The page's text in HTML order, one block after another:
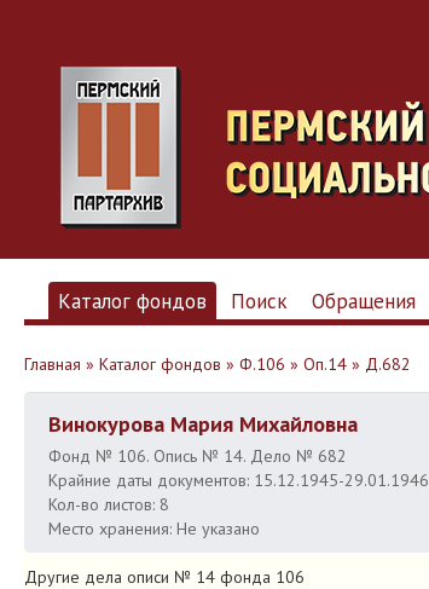
Каталог фондов Поиск Обращения
Главная » Каталог фондов » Ф.106 » Оп.14 » Д.682
Винокурова Мария Михайловна
Фонд № 106. Опись № 14. Дело № 682
Крайние даты документов: 15.12.1945-29.01.1946
Кол-во листов: 8
Место хранения: Не указано
Другие дела описи № 14 фонда 106